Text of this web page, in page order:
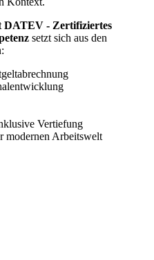
DATEV - Zertifiziertes
setzt sich aus den
Vertiefung
modernen Arbeitswelt